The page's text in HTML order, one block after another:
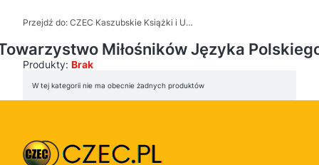
Przejdź do: CZEC Kaszubskie Książki i Upominki - Pamiątki z Kaszub
Miłośników Języka
Produkty: Brak
Lista produktów
W tej kategorii nie ma obecnie żadnych produktów